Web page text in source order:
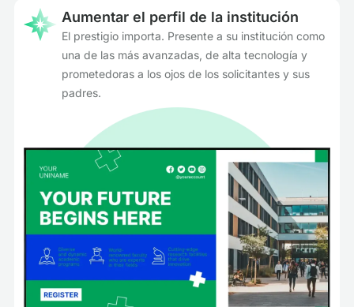
Aumentar el perfil de la institución
El prestigio importa. Presente a su institución como
una de las más avanzadas, de alta tecnología y
prometedoras a los ojos de los solicitantes y sus
padres.